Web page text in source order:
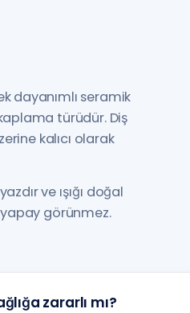
dayanımlı seramik
türüdür. Diş
kalıcı olarak
ve ışığı doğal
görünmez.
zararlı mı?